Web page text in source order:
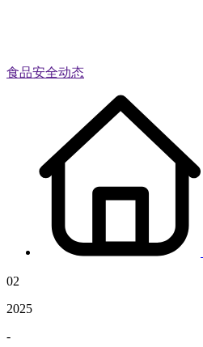
食品安全动态
02
2025
-